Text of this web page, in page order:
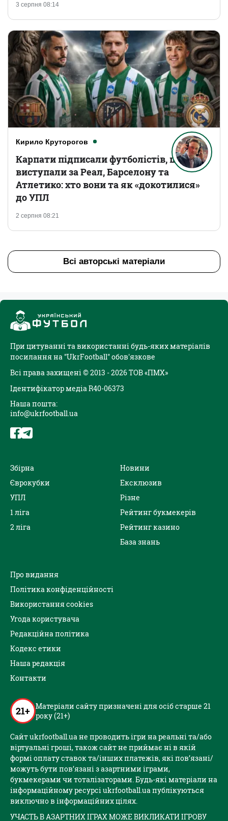
3 серпня 08:14
Кирило Круторогов
2 серпня 08:21
Карпати підписали футболістів, що
виступали за Реал, Барселону та
Атлетико: хто вони та як «докотилися»
до УПЛ
Всі авторські матеріали
При цитуванні та використанні будь-яких матеріалів
посилання на "UkrFootball" обов'язкове
Всі права захищені © 2013 - 2026 ТОВ «ПМХ»
Ідентифікатор медіа R40-06373
Наша пошта:
info@ukrfootball.ua
Збірна
Єврокубки
УПЛ
1 ліга
2 ліга
Новини
Ексклюзив
Різне
Рейтинг букмекерів
Рейтинг казино
База знань
Про видання
Політика конфіденційності
Використання cookies
Угода користувача
Редакційна політика
Кодекс етики
Наша редакція
Контакти
21+ Матеріали сайту призначені для осіб старше 21
року (21+)
Сайт ukrfootball.ua не проводить ігри на реальні та/або
віртуальні гроші, також сайт не приймає ні в якій
формі оплату ставок та/інших платежів, які пов’язані/
можуть бути пов’язані з азартними іграми,
букмекерами чи тоталізаторами. Будь-які матеріали на
інформаційному ресурсі ukrfootball.ua публікуються
виключно в інформаційних цілях.
УЧАСТЬ В АЗАРТНИХ ІГРАХ МОЖЕ ВИКЛИКАТИ ІГРОВУ